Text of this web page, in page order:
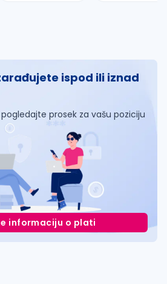
ispod ili iznad
prosek za vašu poziciju
informaciju o plati